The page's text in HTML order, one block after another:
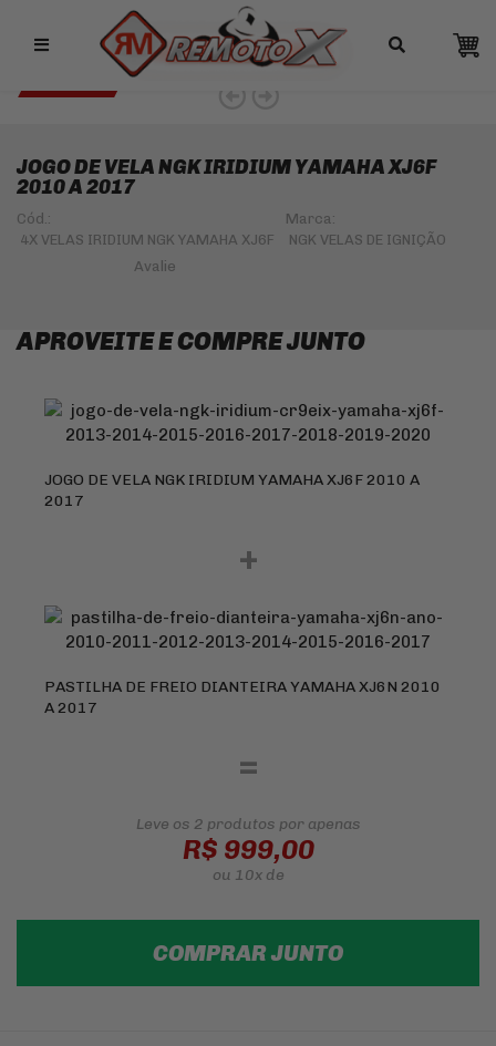
Remotox
10% OFF NO PIX
JOGO DE VELA NGK IRIDIUM YAMAHA XJ6F
2010 A 2017
Cód.:
4X VELAS IRIDIUM NGK YAMAHA XJ6F
Marca:
NGK VELAS DE IGNIÇÃO
APROVEITE E COMPRE JUNTO
JOGO DE VELA NGK IRIDIUM YAMAHA XJ6F 2010 A
2017
+
PASTILHA DE FREIO DIANTEIRA YAMAHA XJ6N 2010
A 2017
=
Leve os 2 produtos por apenas
R$ 999,00
ou 10xde
COMPRAR JUNTO